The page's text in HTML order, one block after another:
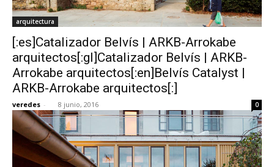
arquitectura
[:es]Catalizador Belvís | ARKB-Arrokabe
arquitectos[:gl]Catalizador Belvís | ARKB-
Arrokabe arquitectos[:en]Belvís Catalyst |
ARKB-Arrokabe arquitectos[:]
veredes - 8 junio, 2016 0